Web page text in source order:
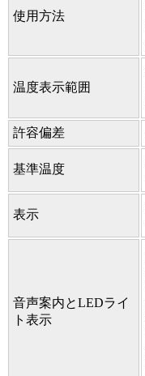
使用方法
温度表示範囲
許容偏差
基準温度
表示
音声案内とLEDライ
ト表示